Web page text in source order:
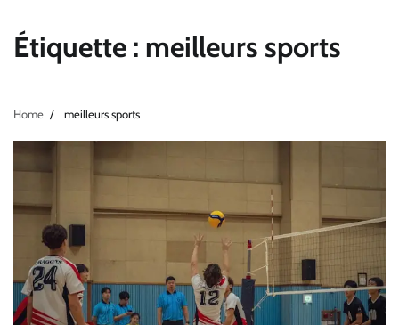
Étiquette : meilleurs sports
Home meilleurs sports